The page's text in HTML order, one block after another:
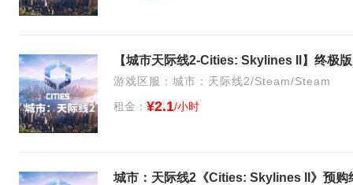
【城市天际线2-Cities: Skylines II】终极
游戏区服：城市：天际线2/Steam/Steam
租金： ¥2.1/小时
城市：天际线2《Cities: Skylines II》预